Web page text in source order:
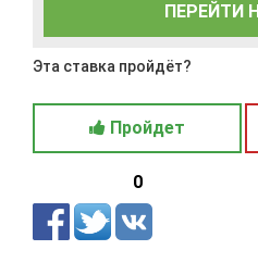
ПЕРЕЙТИ
Эта ставка пройдёт?
Пройдет
0